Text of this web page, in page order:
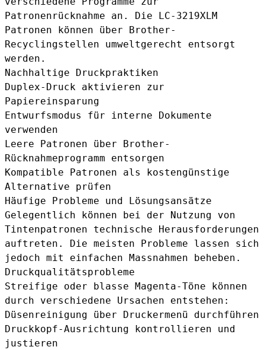
Patronenrücknahme an. Die LC-3219XLM
Patronen können über Brother-
Recyclingstellen umweltgerecht entsorgt
werden.
Nachhaltige Druckpraktiken
Duplex-Druck aktivieren zur
Papiereinsparung
Entwurfsmodus für interne Dokumente
verwenden
Leere Patronen über Brother-
Rücknahmeprogramm entsorgen
Kompatible Patronen als kostengünstige
Alternative prüfen
Häufige Probleme und Lösungsansätze
Gelegentlich können bei der Nutzung von
Tintenpatronen technische Herausforderungen
auftreten. Die meisten Probleme lassen sich
jedoch mit einfachen Massnahmen beheben.
Druckqualitätsprobleme
Streifige oder blasse Magenta-Töne können
durch verschiedene Ursachen entstehen:
Düsenreinigung über Druckermenü durchführen
Druckkopf-Ausrichtung kontrollieren und
justieren